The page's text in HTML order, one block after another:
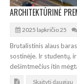
2025 lapkričio 25
Brutalistinis alaus
sostinėje. Ir studentų,
dešimtmečius itin
Skaityti daugiau